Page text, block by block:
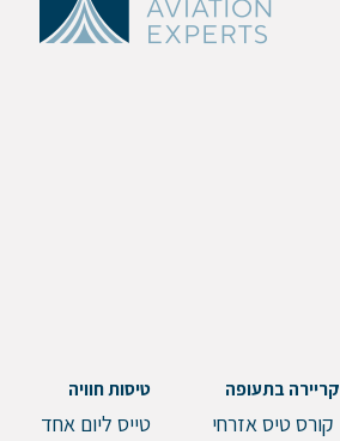
קריירה בתעופה
קורס טיס אזרחי
טיסות חוויה
טייס ליום אחד